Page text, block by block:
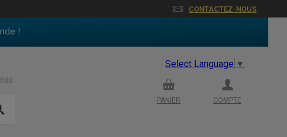
CONTACTEZ-NOUS
Select Language ▼
PANIER COMPTE